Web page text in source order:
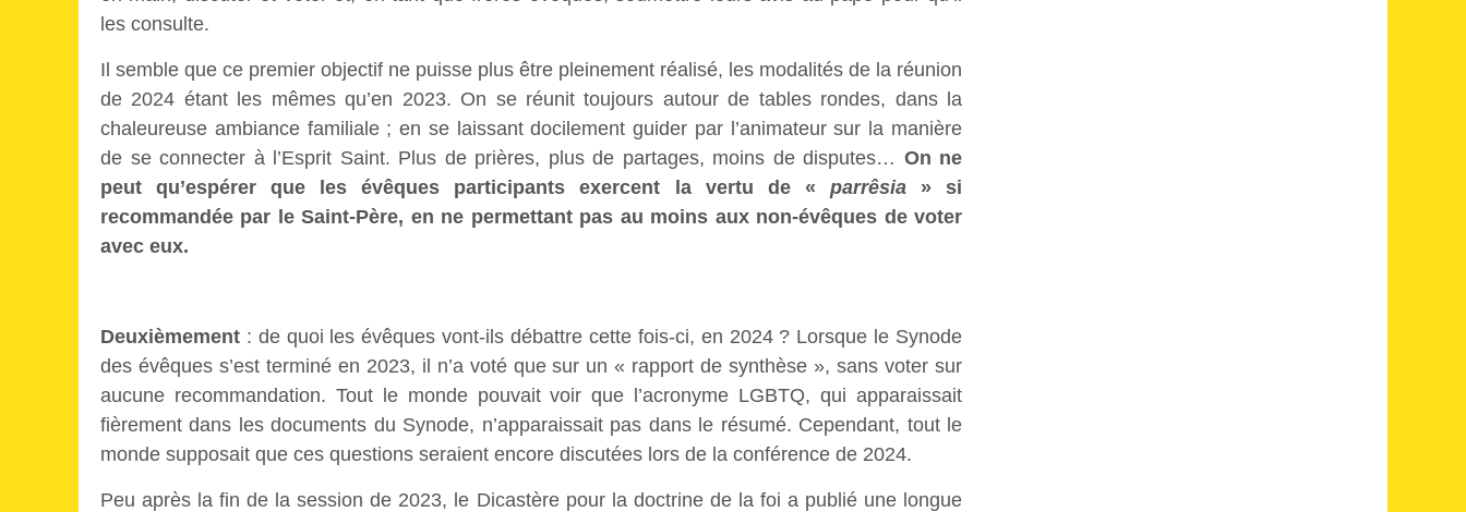
les consulte.
Il semble que ce premier objectif ne puisse plus être pleinement réalisé, les modalités de la réunion
de 2024 étant les mêmes qu’en 2023. On se réunit toujours autour de tables rondes, dans la
chaleureuse ambiance familiale ; en se laissant docilement guider par l’animateur sur la manière
de se connecter à l’Esprit Saint. Plus de prières, plus de partages, moins de disputes… On ne
peut qu’espérer que les évêques participants exercent la vertu de « parrêsia» si
recommandée par le Saint-Père, en ne permettant pas au moins aux non-évêques de voter
avec eux.
Deuxièmement : de quoi les évêques vont-ils débattre cette fois-ci, en 2024 ? Lorsque le Synode
des évêques s’est terminé en 2023, il n’a voté que sur un « rapport de synthèse », sans voter sur
aucune recommandation. Tout le monde pouvait voir que l’acronyme LGBTQ, qui apparaissait
fièrement dans les documents du Synode, n’apparaissait pas dans le résumé. Cependant, tout le
monde supposait que ces questions seraient encore discutées lors de la conférence de 2024.
Peu après la fin de la session de 2023, le Dicastère pour la doctrine de la foi a publié une longue